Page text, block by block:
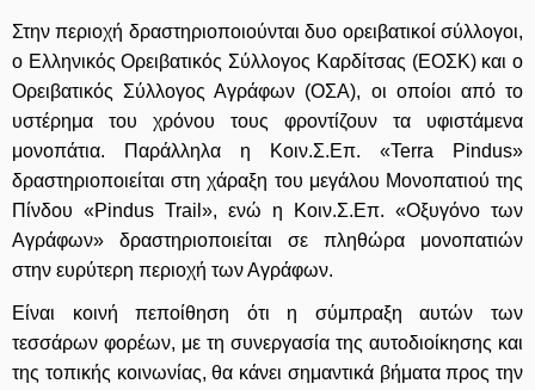
Στην περιοχή δραστηριοποιούνται δυο ορειβατικοί σύλλογοι,
ο Ελληνικός Ορειβατικός Σύλλογος Καρδίτσας (ΕΟΣΚ) και ο
Ορειβατικός Σύλλογος Αγράφων (ΟΣΑ), οι οποίοι από το
υστέρημα του χρόνου τους φροντίζουν τα υφιστάμενα
μονοπάτια. Παράλληλα η Κοιν.Σ.Επ. «Terra Pindus»
δραστηριοποιείται στη χάραξη του μεγάλου Μονοπατιού της
Πίνδου «Pindus Trail», ενώ η Κοιν.Σ.Επ. «Οξυγόνο των
Αγράφων» δραστηριοποιείται σε πληθώρα μονοπατιών
στην ευρύτερη περιοχή των Αγράφων.
Είναι κοινή πεποίθηση ότι η σύμπραξη αυτών των
τεσσάρων φορέων, με τη συνεργασία της αυτοδιοίκησης και
της τοπικής κοινωνίας, θα κάνει σημαντικά βήματα προς την